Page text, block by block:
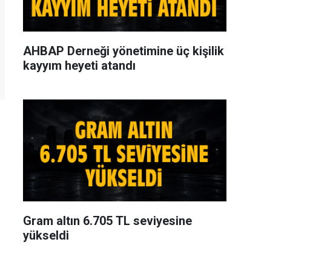
AHBAP Derneği yönetimine üç kişilik
kayyım heyeti atandı
Gram altın 6.705 TL seviyesine
yükseldi